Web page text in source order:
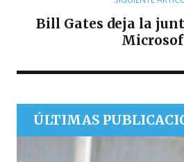
Bill Gates deja la
ÚLTIMAS